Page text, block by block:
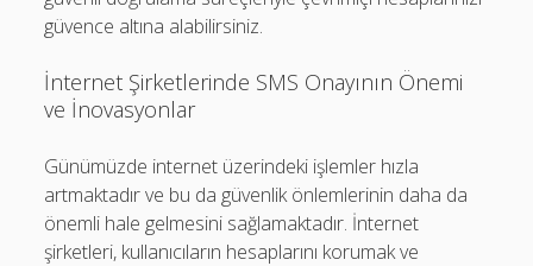
güvence altına alabilirsiniz.
İnternet Şirketlerinde SMS Onayının Önemi
ve İnovasyonlar
Günümüzde internet üzerindeki işlemler hızla
artmaktadır ve bu da güvenlik önlemlerinin daha da
önemli hale gelmesini sağlamaktadır. İnternet
şirketleri, kullanıcıların hesaplarını korumak ve